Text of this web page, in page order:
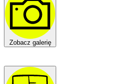
Zobacz galerię